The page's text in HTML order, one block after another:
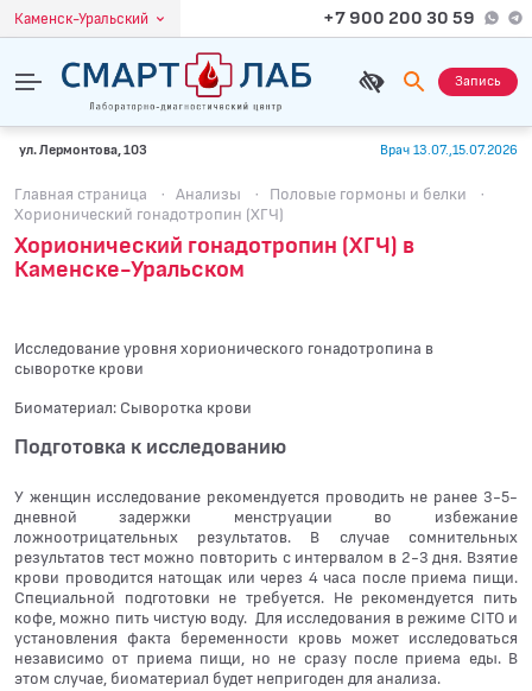
Каменск-Уральский +7 900 200 30 59
Запись
ул. Лермонтова, 103 Врач 13.07.,15.07.2026
Главная страница · Анализы · Половые гормоны и белки
·
Хорионический гонадотропин (ХГЧ)
Хорионический гонадотропин (ХГЧ) в
Каменске-Уральском
Исследование уровня хорионического гонадотропина в
сыворотке крови
Биоматериал: Сыворотка крови
Подготовка к исследованию
У женщин исследование рекомендуется проводить не ранее 3-5-
дневной задержки менструации во избежание
ложноотрицательных результатов. В случае сомнительных
результатов тест можно повторить с интервалом в 2-3 дня. Взятие
крови проводится натощак или через 4 часа после приема пищи.
Специальной подготовки не требуется. Не рекомендуется пить
кофе, можно пить чистую воду. Для исследования в режиме CITO и
установления факта беременности кровь может исследоваться
независимо от приема пищи, но не сразу после приема еды. В
этом случае, биоматериал будет непригоден для анализа.